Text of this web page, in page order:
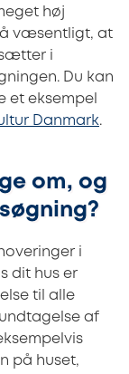
høj
væsentligt, at
i
Du kan
et eksempel
Danmark.
om, og
i
dit hus er
til alle
af
på huset,